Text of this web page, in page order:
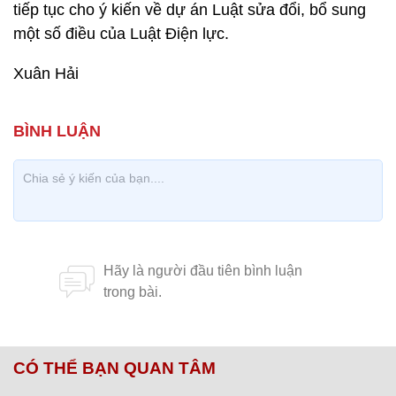
tiếp tục cho ý kiến về dự án Luật sửa đổi, bổ sung
một số điều của Luật Điện lực.
Xuân Hải
CÓ THỂ BẠN QUAN TÂM